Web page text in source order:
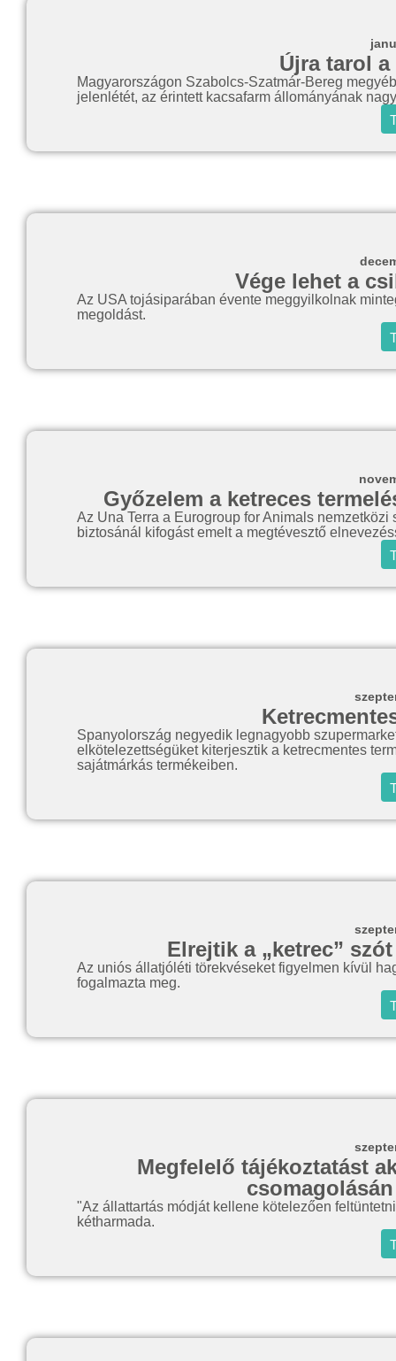
Újra tarol
Magyarországon Szabolcs-Szatmár-Bereg
jelenlétét, az érintett kacsafarm állományának
Vége lehet a
Az USA tojásiparában évente meggyilkolnak
megoldást.
Győzelem a ketreces
Az Una Terra a Eurogroup for Animals
biztosánál kifogást emelt a megtévesztő
Spanyolország negyedik legnagyobb
elkötelezettségüket kiterjesztik a ketrecmentes
sajátmárkás termékeiben.
Elrejtik a „ketrec”
Az uniós állatjóléti törekvéseket figyelmen kívül
fogalmazta meg.
Megfelelő tájékoztatást
"Az állattartás módját kellene kötelezően
kétharmada.